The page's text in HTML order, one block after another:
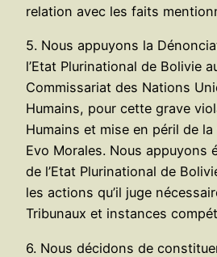
relation avec les faits
5. Nous appuyons la
l’Etat Plurinational de Bolivie
Commissariat des Nations
Humains, pour cette grave
Humains et mise en péril de
Evo Morales. Nous appuyons
de l’Etat Plurinational de
les actions qu’il juge
Tribunaux et instances
6. Nous décidons de